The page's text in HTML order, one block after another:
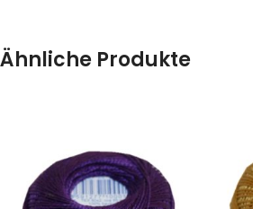
Ähnliche Produkte